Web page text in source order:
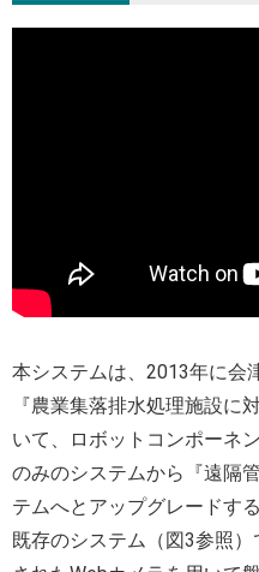
本システムは、2013年に会
『農業集落排水処理施設に
いて、ロボットコンポーネ
のみのシステムから『遠隔
テムへとアップグレードす
既存のシステム（図3参照